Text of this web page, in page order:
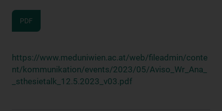
PDF
https://www.meduniwien.ac.at/web/fileadmin/conte
nt/kommunikation/events/2023/05/Aviso_Wr_Ana_
_sthesietalk_12.5.2023_v03.pdf